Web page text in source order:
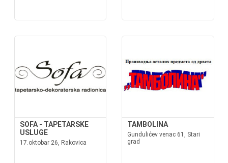
SOFA - TAPETARSKE
USLUGE
17.oktobar 26, Rakovica
TAMBOLINA
Gundulićev venac 61, Stari
grad